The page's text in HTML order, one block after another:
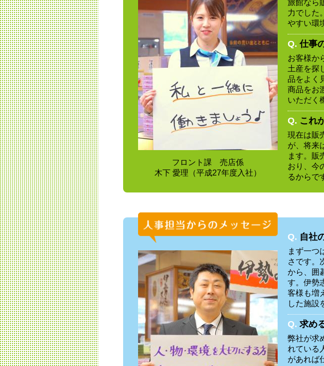
フロント課 売店係
木下 愛理（平成27年度入社）
旅館なら
力でした
やすい環
Q. 仕事
お客様か
土産を探
品をよく
商品をお
いただく
Q. これ
現在は販
が、将来
ます。販
おり、今
るからで
Q. 自社
まず一つ
さです。
から、囲
す。伊勢
客様も増
した施設
Q. 求め
弊社が求
れている
があれば